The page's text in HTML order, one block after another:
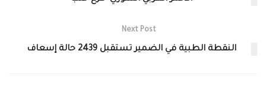
Next Post
النقطة الطبية في الضمير تستقبل 2439 حالة إسعاف‎